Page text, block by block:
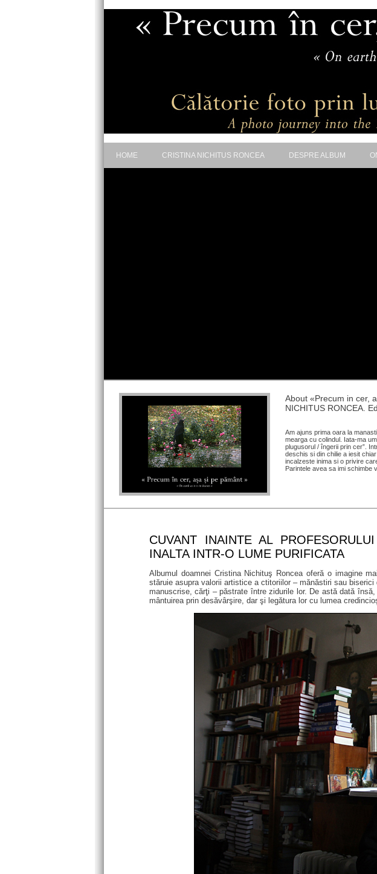
HOME CRISTINA NICHITUS RONCEA DESPRE ALBUM
Profile Picture
About «Precum in cer,
NICHITUS RONCEA.
Am ajuns prima oara la
mearga cu colindul. Iata-ma
plugusorul / îngerii prin cer”.
deschis si din chilie a iesit
incalzeste inima si o privire
Parintele avea sa imi schimbe
CUVANT INAINTE AL
INALTA INTR-O LUME PURIFICATA
Albumul doamnei Cristina Nichituş Roncea oferă o imagine
stăruie asupra valorii artistice a ctitoriilor – mănăstiri sau
manuscrise, cărţi – păstrate între zidurile lor. De astă dată
mântuirea prin desăvârşire, dar şi legătura lor cu lumea